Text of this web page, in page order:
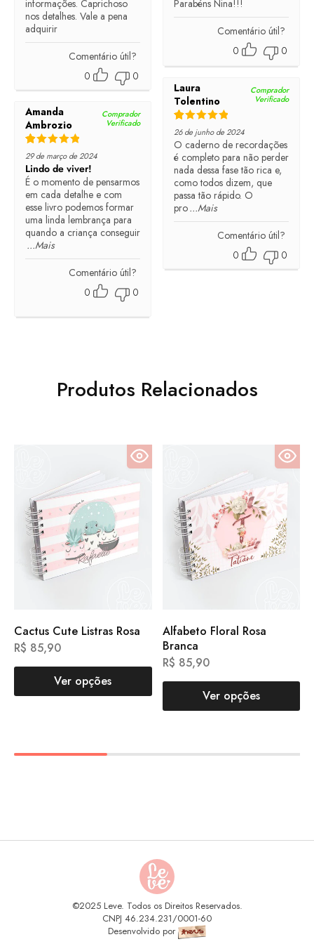
informações. Caprichoso
nos detalhes. Vale a pena
adquirir
Comentário útil?
0
0
Parabéns Nina!!!
Comentário útil?
0
0
Laura
Tolentino
Comprador
Verificado
Rated 5 out of 5
26 de junho de 2024
O caderno de recordações
é completo para não perder
nada dessa fase tão rica e,
como todos dizem, que
passa tão rápido. O
pro...Mais
Comentário útil?
0
0
Amanda
Ambrozio
Comprador
Verificado
Rated out of 5
29 de março de 2024
Lindo de viver!
É o momento de pensarmos
em cada detalhe e com
esse livro podemos formar
uma linda lembrança para
quando a criança conseguir
...Mais
Comentário útil?
0
0
Produtos Relacionados
Cactus Cute Listras Rosa
R$ 85,90
Ver opções
Alfabeto Floral Rosa
Branca
R$ 85,90
Ver opções
©2025 Leve. Todos os Direitos Reservados.
CNPJ 46.234.231/0001-60
Desenvolvido por